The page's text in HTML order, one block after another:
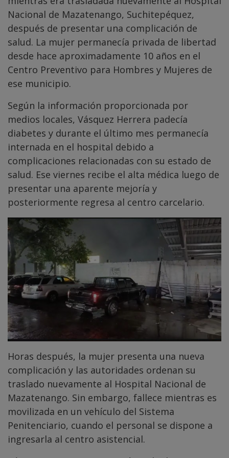
Nacional de Mazatenango, Suchitepéquez,
después de presentar una complicación de
salud. La mujer permanecía privada de libertad
desde hace aproximadamente 10 años en el
Centro Preventivo para Hombres y Mujeres de
ese municipio.
Según la información proporcionada por
medios locales, Vásquez Herrera padecía
diabetes y durante el último mes permanecía
internada en el hospital debido a
complicaciones relacionadas con su estado de
salud. Ese viernes recibe el alta médica luego de
presentar una aparente mejoría y
posteriormente regresa al centro carcelario.
Horas después, la mujer presenta una nueva
complicación y las autoridades ordenan su
traslado nuevamente al Hospital Nacional de
Mazatenango. Sin embargo, fallece mientras es
movilizada en un vehículo del Sistema
Penitenciario, cuando el personal se dispone a
ingresarla al centro asistencial.